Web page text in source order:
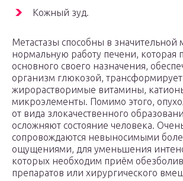
Кожный зуд.
Метастазы способны в
нормальную работу печени, которая
основного своего назначения,
организм глюкозой, трансформирует
жирорастворимые витамины,
микроэлементы. Помимо этого,
от вида злокачественного
осложняют состояние человека.
сопровождаются невыносимыми
ощущениями, для уменьшения
которых необходим приём
препаратов или хирургического